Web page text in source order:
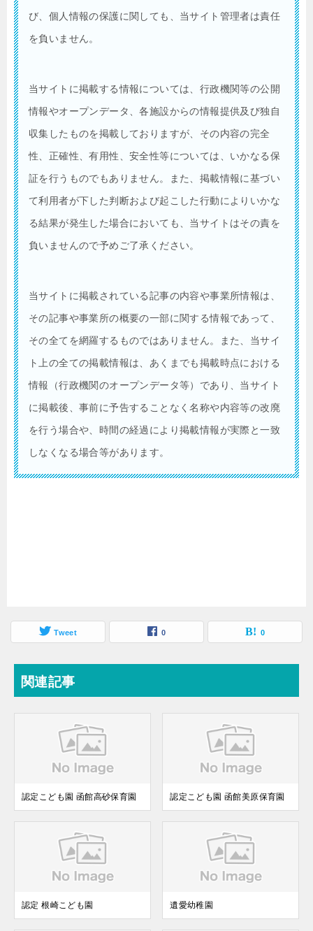
び、個人情報の保護に関しても、当サイト管理者は責任
を負いません。
当サイトに掲載する情報については、行政機関等の公開
情報やオープンデータ、各施設からの情報提供及び独自
収集したものを掲載しておりますが、その内容の完全
性、正確性、有用性、安全性等については、いかなる保
証を行うものでもありません。また、掲載情報に基づい
て利用者が下した判断および起こした行動によりいかな
る結果が発生した場合においても、当サイトはその責を
負いませんので予めご了承ください。
当サイトに掲載されている記事の内容や事業所情報は、
その記事や事業所の概要の一部に関する情報であって、
その全てを網羅するものではありません。また、当サイ
ト上の全ての掲載情報は、あくまでも掲載時点における
情報（行政機関のオープンデータ等）であり、当サイト
に掲載後、事前に予告することなく名称や内容等の改廃
を行う場合や、時間の経過により掲載情報が実際と一致
しなくなる場合等があります。
Tweet 0 0
関連記事
認定こども園 函館高砂保育園 認定こども園 函館美原保育園
認定 根崎こども園 遺愛幼稚園